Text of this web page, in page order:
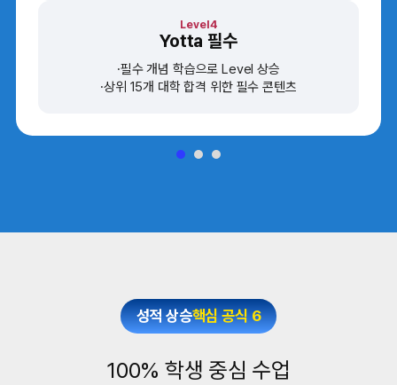
Level4
Yotta 필수
필수 개념 학습으로 Level 상승
상위 15개 대학 합격 위한 필수 콘텐츠
성적 상승핵심 공식 6
100% 학생 중심 수업